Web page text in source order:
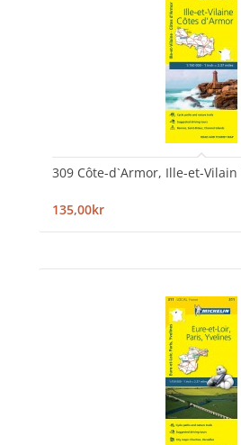
309 Côte-d`Armor, Ille-et-
135,00kr